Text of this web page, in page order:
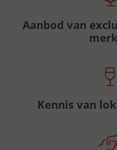
Aanbod van
Kennis van